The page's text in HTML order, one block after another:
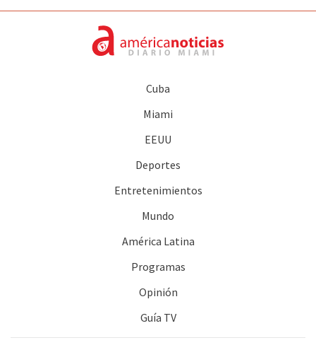
Cuba
Miami
EEUU
Deportes
Entretenimientos
Mundo
América Latina
Programas
Opinión
Guía TV